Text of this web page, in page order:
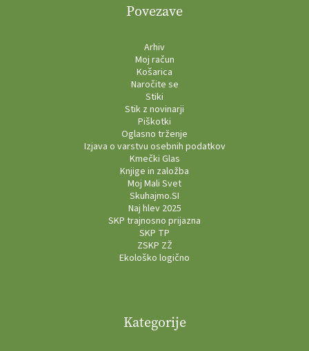
Povezave
Arhiv
Moj račun
Košarica
Naročite se
Stiki
Stik z novinarji
Piškotki
Oglasno trženje
Izjava o varstvu osebnih podatkov
Kmečki Glas
Knjige in založba
Moj Mali Svet
Skuhajmo.SI
Naj hlev 2025
SKP trajnosno prijazna
SKP TP
ZSKP ZŽ
Ekološko logično
Kategorije